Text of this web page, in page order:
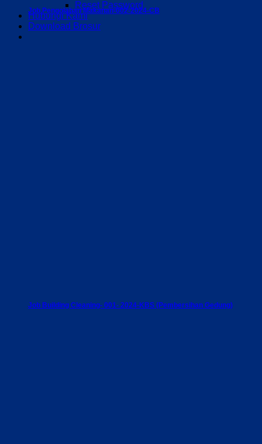
Job Pengolahan Makanan-002-2024-CB
Job Building Cleaning- 001- 2024-KBS (Pembersihan Gedung)
Reset Password
Hubungi Kami
Download Brosur